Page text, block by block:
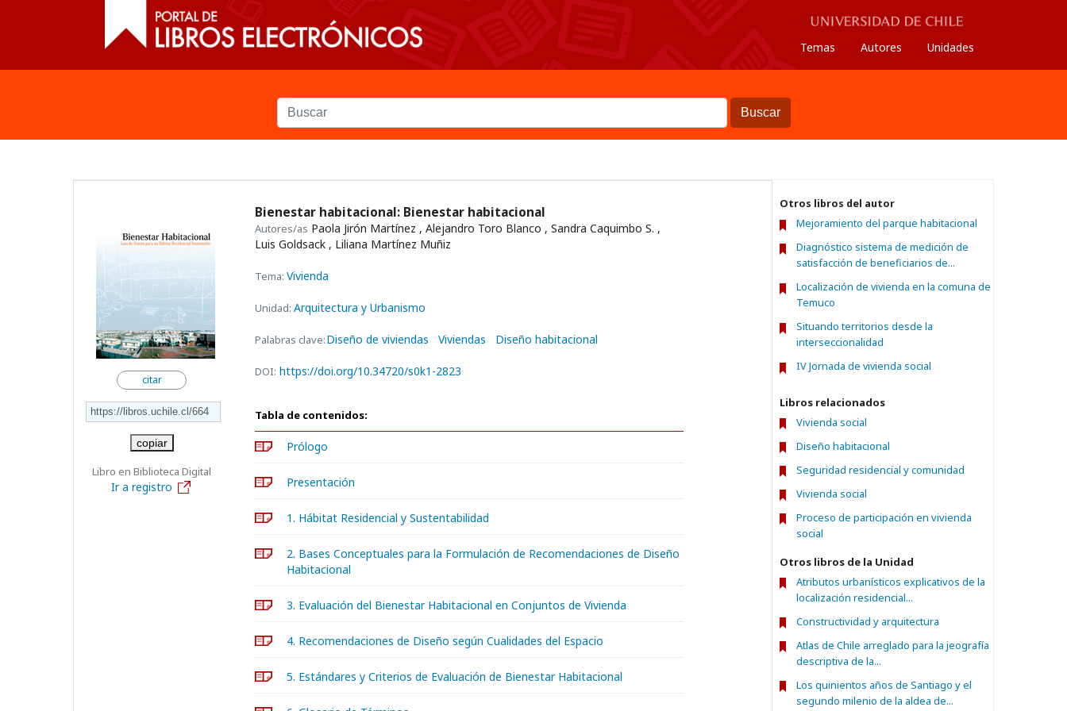
Temas Autores Unidades
Buscar
citar
copiar
Libro en Biblioteca Digital
Ir a registro
Bienestar habitacional: Bienestar habitacional
Autores/as Paola Jirón Martínez , Alejandro Toro Blanco , Sandra Caquimbo S. ,
Luis Goldsack , Liliana Martínez Muñiz
Tema: Vivienda
Unidad: Arquitectura y Urbanismo
Palabras clave:Diseño de viviendas Viviendas Diseño habitacional
DOI: https://doi.org/10.34720/s0k1-2823
Tabla de contenidos:
Prólogo
Presentación
1. Hábitat Residencial y Sustentabilidad
2. Bases Conceptuales para la Formulación de Recomendaciones de Diseño
Habitacional
3. Evaluación del Bienestar Habitacional en Conjuntos de Vivienda
4. Recomendaciones de Diseño según Cualidades del Espacio
5. Estándares y Criterios de Evaluación de Bienestar Habitacional
Otros libros del autor
Mejoramiento del parque habitacional
Diagnóstico sistema de medición de
satisfacción de beneficiarios de...
Localización de vivienda en la comuna de
Temuco
Situando territorios desde la
interseccionalidad
IV Jornada de vivienda social
Libros relacionados
Vivienda social
Diseño habitacional
Seguridad residencial y comunidad
Vivienda social
Proceso de participación en vivienda
social
Otros libros de la Unidad
Atributos urbanísticos explicativos de la
localización residencial...
Constructividad y arquitectura
Atlas de Chile arreglado para la jeografía
descriptiva de la...
Los quinientos años de Santiago y el
segundo milenio de la aldea de...